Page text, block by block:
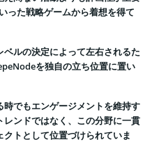
った戦略ゲームから着想を得て
ルの決定によって左右されるた
を独自の立ち位置に置い
でもエンゲージメントを維持す
ンドではなく、この分野に一貫
トとして位置づけられていま